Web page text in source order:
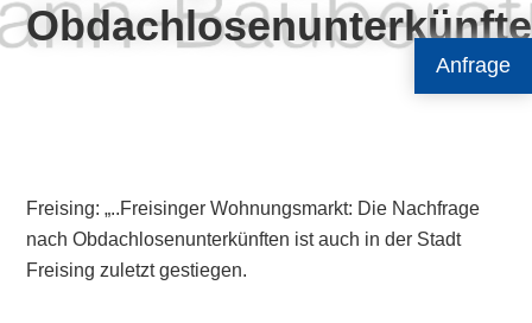
Anfrage
Freising: „..Freisinger Wohnungsmarkt: Die Nachfrage
nach Obdachlosenunterkünften ist auch in der Stadt
Freising zuletzt gestiegen.